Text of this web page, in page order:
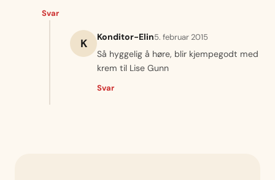
Svar
K Konditor-Elin5. februar 2015
Så hyggelig å høre, blir kjempegodt med
krem til Lise Gunn
Svar